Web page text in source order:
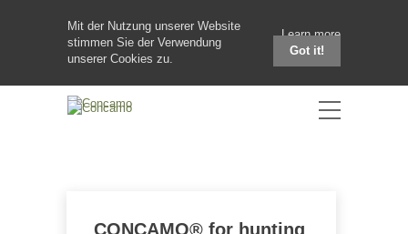
Mit der Nutzung unserer Website
stimmen Sie der Verwendung
unserer Cookies zu.
Learn more
Got it!
CONCAMO® for hunting